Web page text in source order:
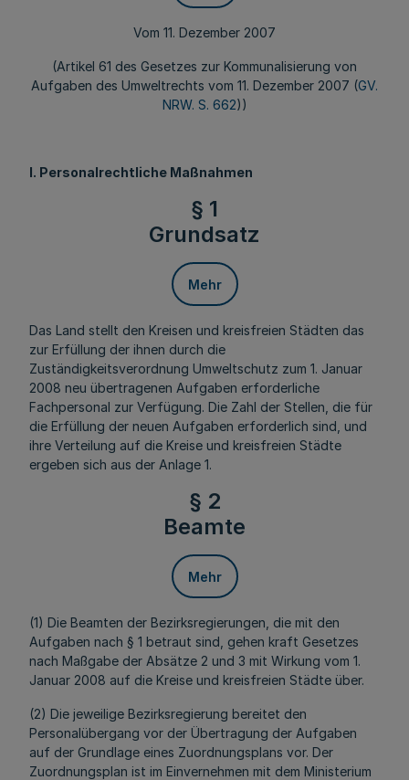
Vom 11. Dezember 2007
(Artikel 61 des Gesetzes zur Kommunalisierung von
Aufgaben des Umweltrechts vom 11. Dezember 2007 (GV.
NRW. S. 662))
I. Personalrechtliche Maßnahmen
§ 1
Grundsatz
Mehr
Das Land stellt den Kreisen und kreisfreien Städten das
zur Erfüllung der ihnen durch die
Zuständigkeitsverordnung Umweltschutz zum 1. Januar
2008 neu übertragenen Aufgaben erforderliche
Fachpersonal zur Verfügung. Die Zahl der Stellen, die für
die Erfüllung der neuen Aufgaben erforderlich sind, und
ihre Verteilung auf die Kreise und kreisfreien Städte
ergeben sich aus der Anlage 1.
§ 2
Beamte
Mehr
(1) Die Beamten der Bezirksregierungen, die mit den
Aufgaben nach § 1 betraut sind, gehen kraft Gesetzes
nach Maßgabe der Absätze 2 und 3 mit Wirkung vom 1.
Januar 2008 auf die Kreise und kreisfreien Städte über.
(2) Die jeweilige Bezirksregierung bereitet den
Personalübergang vor der Übertragung der Aufgaben
auf der Grundlage eines Zuordnungsplans vor. Der
Zuordnungsplan ist im Einvernehmen mit dem Ministerium